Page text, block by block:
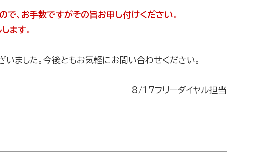
、お手数ですがその旨お申し付けください。
ます。
ました。今後ともお気軽にお問い合わせください。
8/17フリーダイヤル担当